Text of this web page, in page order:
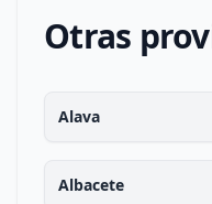
Otras
Alava
Albacete